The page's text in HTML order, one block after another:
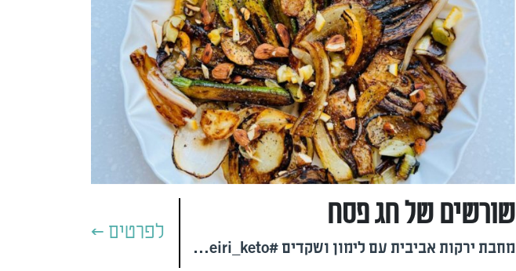
שורשים של חג פסח
מחבת ירקות אביבית עם לימון ושקדים #talmeiri_keto
לפרטים >